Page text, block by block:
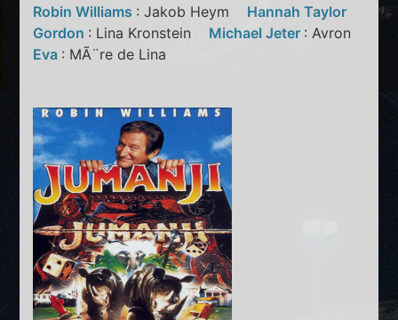
Robin Williams : Jakob Heym Hannah Taylor
Gordon : Lina Kronstein Michael Jeter : Avron
Eva : MÃ¨re de Lina